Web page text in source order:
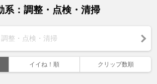
系：調整・点検・清掃
調整・点検・清掃
イイね！順 クリップ数順